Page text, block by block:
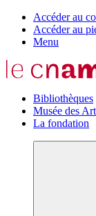
Accéder au
Accéder au
Menu
Bibliothèques
Musée des
La fondation